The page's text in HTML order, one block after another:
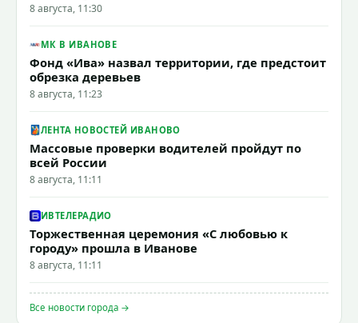
8 августа, 11:30
МК В ИВАНОВЕ
Фонд «Ива» назвал территории, где предстоит
обрезка деревьев
8 августа, 11:23
ЛЕНТА НОВОСТЕЙ ИВАНОВО
Массовые проверки водителей пройдут по
всей России
8 августа, 11:11
ИВТЕЛЕРАДИО
Торжественная церемония «С любовью к
городу» прошла в Иванове
8 августа, 11:11
Все новости города →